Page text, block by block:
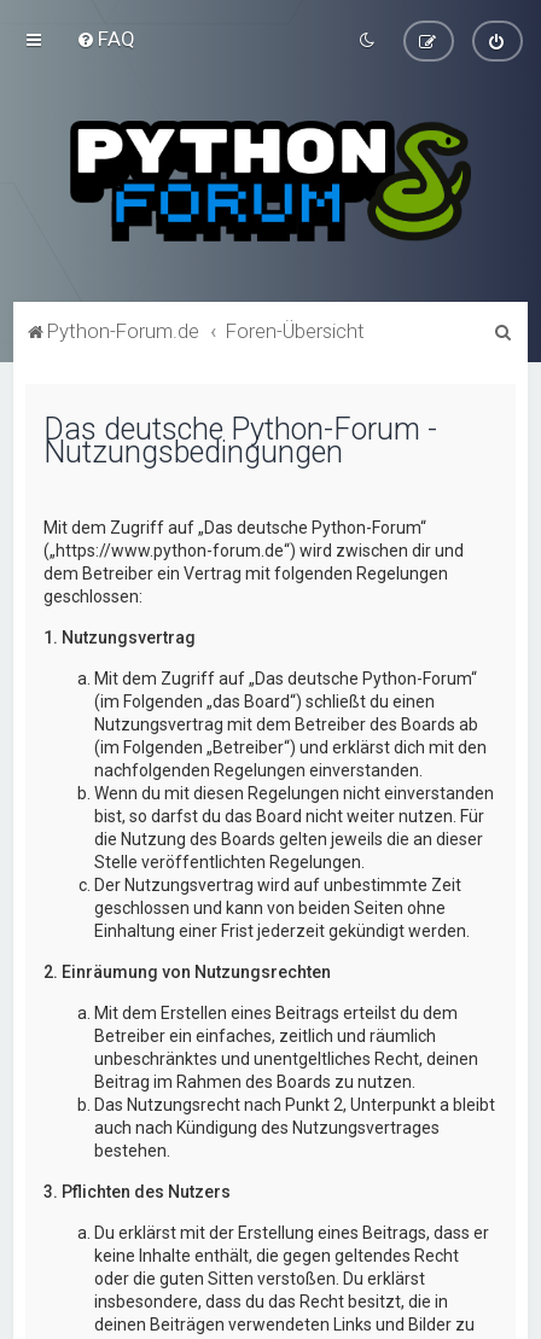
FAQ
Python-Forum.de Foren-Übersicht
Das deutsche Python-Forum -
Nutzungsbedingungen
Mit dem Zugriff auf „Das deutsche Python-Forum“
(„https://www.python-forum.de“) wird zwischen dir und
dem Betreiber ein Vertrag mit folgenden Regelungen
geschlossen:
1. Nutzungsvertrag
Mit dem Zugriff auf „Das deutsche Python-Forum“
(im Folgenden „das Board“) schließt du einen
Nutzungsvertrag mit dem Betreiber des Boards ab
(im Folgenden „Betreiber“) und erklärst dich mit den
nachfolgenden Regelungen einverstanden.
Wenn du mit diesen Regelungen nicht einverstanden
bist, so darfst du das Board nicht weiter nutzen. Für
die Nutzung des Boards gelten jeweils die an dieser
Stelle veröffentlichten Regelungen.
Der Nutzungsvertrag wird auf unbestimmte Zeit
geschlossen und kann von beiden Seiten ohne
Einhaltung einer Frist jederzeit gekündigt werden.
2. Einräumung von Nutzungsrechten
Mit dem Erstellen eines Beitrags erteilst du dem
Betreiber ein einfaches, zeitlich und räumlich
unbeschränktes und unentgeltliches Recht, deinen
Beitrag im Rahmen des Boards zu nutzen.
Das Nutzungsrecht nach Punkt 2, Unterpunkt a bleibt
auch nach Kündigung des Nutzungsvertrages
bestehen.
3. Pflichten des Nutzers
Du erklärst mit der Erstellung eines Beitrags, dass er
keine Inhalte enthält, die gegen geltendes Recht
oder die guten Sitten verstoßen. Du erklärst
insbesondere, dass du das Recht besitzt, die in
deinen Beiträgen verwendeten Links und Bilder zu